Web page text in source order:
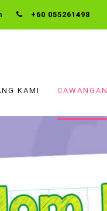
+60 055261498
KAMI CAWANGAN